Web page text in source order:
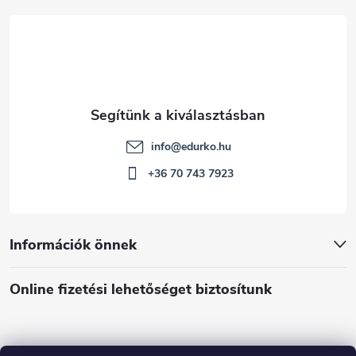
Információk önnek
Online fizetési lehetőséget biztosítunk
info@edurko.hu
+36 70 743 7923